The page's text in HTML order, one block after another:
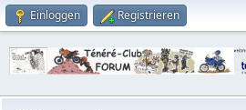
Einloggen Registrieren